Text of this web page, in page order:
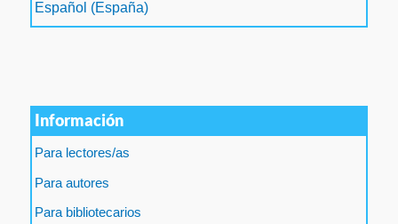
Español (España)
Información
Para lectores/as
Para autores
Para bibliotecarios